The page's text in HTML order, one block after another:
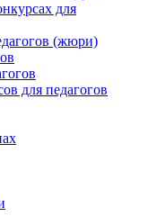
для
(жюри)
для педагогов